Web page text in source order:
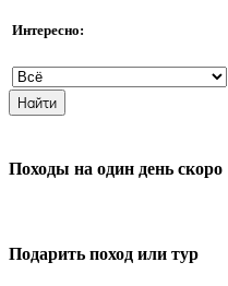
Интересно:
Походы на один день скоро
Подарить поход или тур